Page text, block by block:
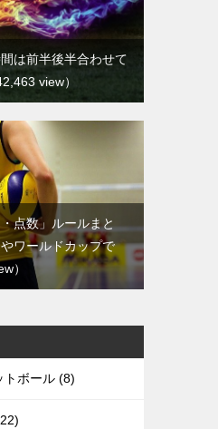
は前半後半合わせて
view）
点数」ルールまと
ワールドカップで
）
トボール (8)